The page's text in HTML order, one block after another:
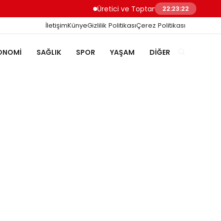
Üretici ve Toptancılar Dijital Sipariş
22:23:23
İletişimKünyeGizlilik PolitikasıÇerez Politikası
SAĞLIK SPOR YAŞAM DIĞER